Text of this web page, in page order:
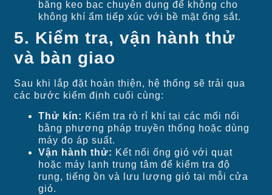
băng keo bạc chuyên dụng để không cho
không khí ẩm tiếp xúc với bề mặt ống sắt.
5. Kiểm tra, vận hành thử
và bàn giao
Sau khi lắp đặt hoàn thiện, hệ thống sẽ trải qua
các bước kiểm định cuối cùng:
Thử kín: Kiểm tra rò rỉ khí tại các mối nối
bằng phương pháp truyền thống hoặc dùng
máy đo áp suất.
Vận hành thử: Kết nối ống gió với quạt
hoặc máy lạnh trung tâm để kiểm tra độ
rung, tiếng ồn và lưu lượng gió tại mỗi cửa
gió.